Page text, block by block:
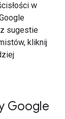
w
sugestie
kliknij
Google